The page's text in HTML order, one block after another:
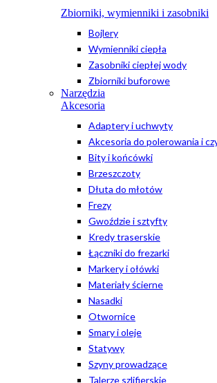
Zbiorniki, wymienniki i zasobniki
Bojlery
Wymienniki ciepła
Zasobniki ciepłej wody
Zbiorniki buforowe
Narzędzia
Akcesoria
Adaptery i uchwyty
Akcesoria do polerowania i
Bity i końcówki
Brzeszczoty
Dłuta do młotów
Frezy
Gwoździe i sztyfty
Kredy traserskie
Łączniki do frezarki
Markery i ołówki
Materiały ścierne
Nasadki
Otwornice
Smary i oleje
Statywy
Szyny prowadzące
Talerze szlifierskie